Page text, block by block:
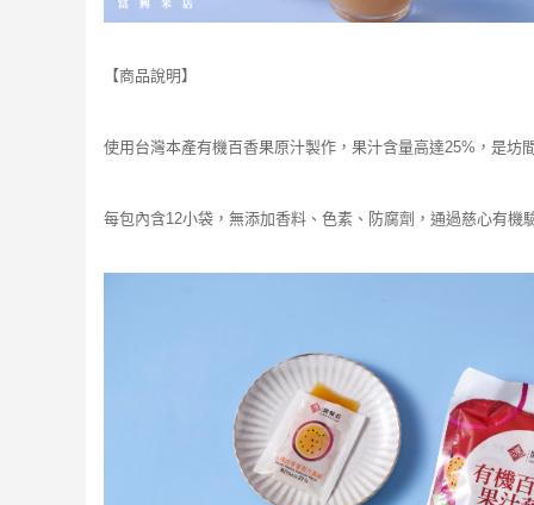
【商品說明】
使用台灣本產有機百香果原汁製作，果汁含量高達25%，是
每包內含12小袋，無添加香料、色素、防腐劑，通過慈心有